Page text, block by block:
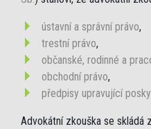
ústavní a správní právo,
trestní právo,
občanské, rodinné a
obchodní právo,
předpisy upravující
Advokátní zkouška se skládá